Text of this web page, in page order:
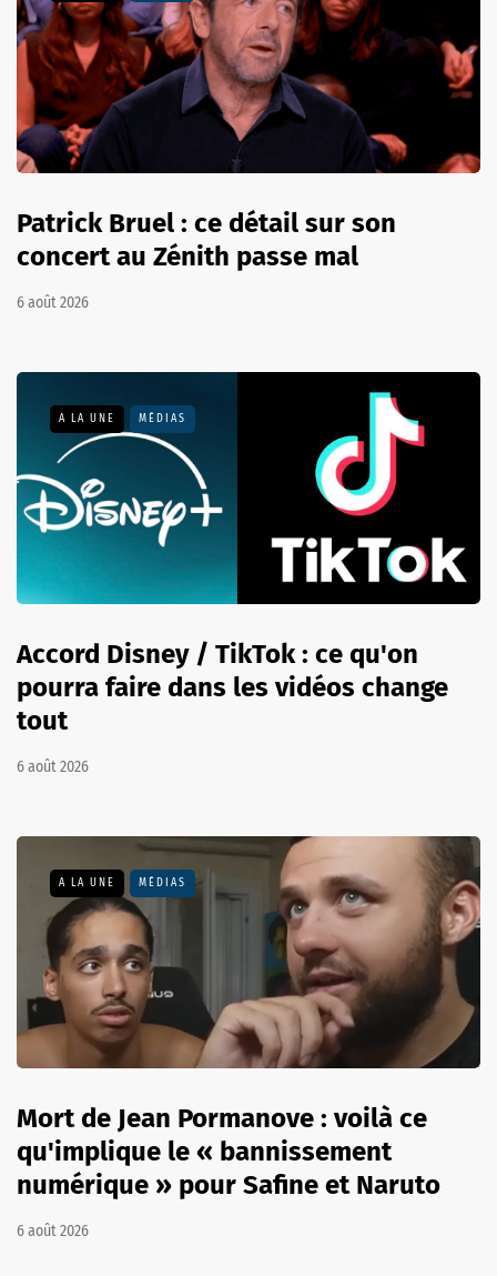
Patrick Bruel : ce détail sur son
concert au Zénith passe mal
6 août 2026
A LA UNE MÉDIAS
Accord Disney / TikTok : ce qu'on
pourra faire dans les vidéos change
tout
6 août 2026
A LA UNE MÉDIAS
Mort de Jean Pormanove : voilà ce
qu'implique le « bannissement
numérique » pour Safine et Naruto
6 août 2026